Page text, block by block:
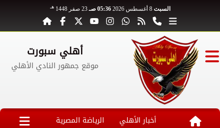
السبت 8 أغسطس 2026 05:36 صـ 23 صفر 1448 هـ
أهلي سبورت
موقع جمهور النادي الأهلي
أخبار الأهلي الرياضة المصرية